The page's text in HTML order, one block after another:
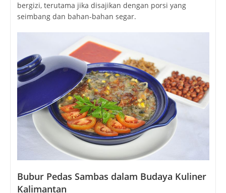
bergizi, terutama jika disajikan dengan porsi yang
seimbang dan bahan-bahan segar.
Bubur Pedas Sambas dalam Budaya Kuliner
Kalimantan